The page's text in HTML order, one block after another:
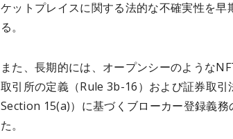
ケットプレイスに関する法的な不確実性を早
る。
また、長期的には、オープンシーのような
取引所の定義（Rule 3b-16）および証券取
Section 15(a)）に基づくブローカー登録義
た。